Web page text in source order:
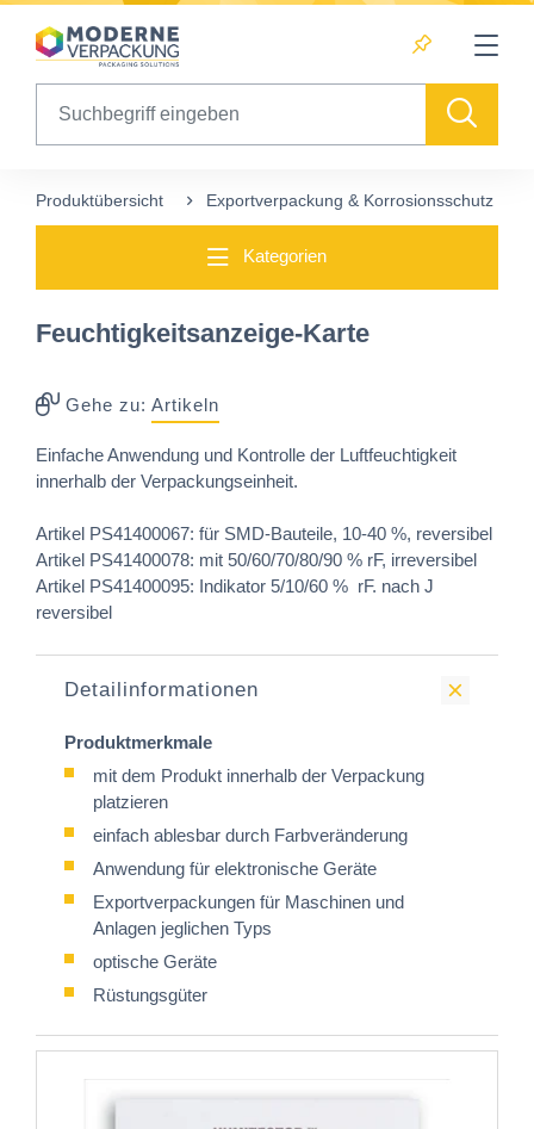
Table Of Content
Diese Produkte könnten Sie auch interessieren
Produktübersicht Exportverpackung & Korrosionsschutz
Kategorien
Feuchtigkeitsanzeige-Karte
Gehe zu: Artikeln
Einfache Anwendung und Kontrolle der Luftfeuchtigkeit
innerhalb der Verpackungseinheit.
Artikel PS41400067: für SMD-Bauteile, 10-40 %, reversibel
Artikel PS41400078: mit 50/60/70/80/90 % rF, irreversibel
Artikel PS41400095: Indikator 5/10/60 % rF. nach J
reversibel
Detailinformationen
Produktmerkmale
mit dem Produkt innerhalb der Verpackung
platzieren
einfach ablesbar durch Farbveränderung
Anwendung für elektronische Geräte
Exportverpackungen für Maschinen und
Anlagen jeglichen Typs
optische Geräte
Rüstungsgüter